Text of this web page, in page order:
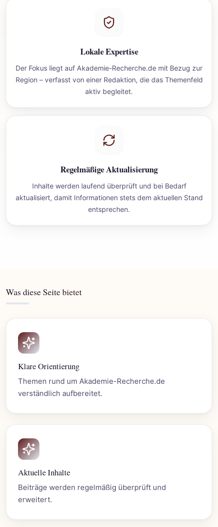
Lokale Expertise
Der Fokus liegt auf Akademie-Recherche.de mit Bezug zur
Region – verfasst von einer Redaktion, die das Themenfeld
aktiv begleitet.
Regelmäßige Aktualisierung
Inhalte werden laufend überprüft und bei Bedarf
aktualisiert, damit Informationen stets dem aktuellen Stand
entsprechen.
Was diese Seite bietet
Klare Orientierung
Themen rund um Akademie-Recherche.de
verständlich aufbereitet.
Aktuelle Inhalte
Beiträge werden regelmäßig überprüft und
erweitert.